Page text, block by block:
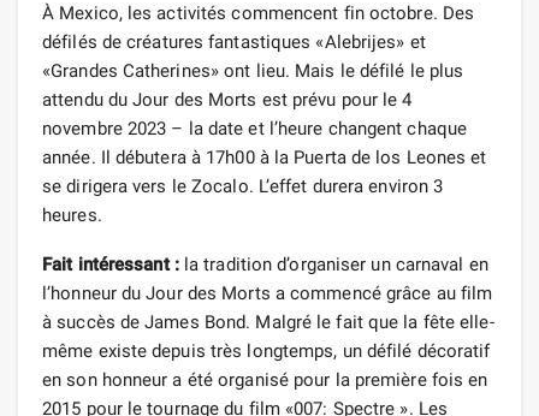
À Mexico, les activités commencent fin octobre. Des
défilés de créatures fantastiques «Alebrijes» et
«Grandes Catherines» ont lieu. Mais le défilé le plus
attendu du Jour des Morts est prévu pour le 4
novembre 2023 – la date et l’heure changent chaque
année. Il débutera à 17h00 à la Puerta de los Leones et
se dirigera vers le Zocalo. L’effet durera environ 3
heures.
Fait intéressant :la tradition d’organiser un carnaval en
l’honneur du Jour des Morts a commencé grâce au film
à succès de James Bond. Malgré le fait que la fête elle-
même existe depuis très longtemps, un défilé décoratif
en son honneur a été organisé pour la première fois en
2015 pour le tournage du film «007: Spectre ». Les